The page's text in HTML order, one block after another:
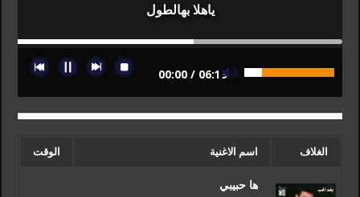
ياهلا بهالطول
00:00 / 06:19
الغلاف اسم الاغنية الوقت
ها حبيبي